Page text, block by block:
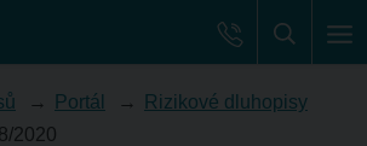
Portál
Rizikové dluhopisy
2020